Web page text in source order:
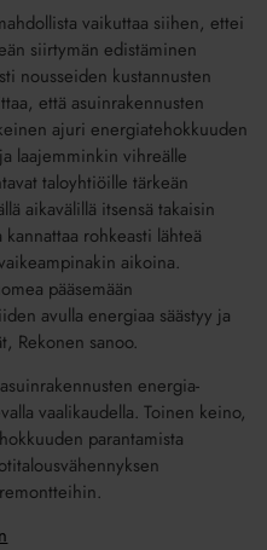
vaikuttaa siihen, ettei
siirtymän edistäminen
nousseiden kustannusten
että asuinrakennusten
ajuri energiatehokkuuden
laajemminkin vihreälle
taloyhtiöille tärkeän
aikavälillä itsensä takaisin
rohkeasti lähteä
aikoina.
pääsemään
avulla energiaa säästyy ja
Rekonen sanoo.
energia-
vaalikaudella. Toinen keino,
parantamista